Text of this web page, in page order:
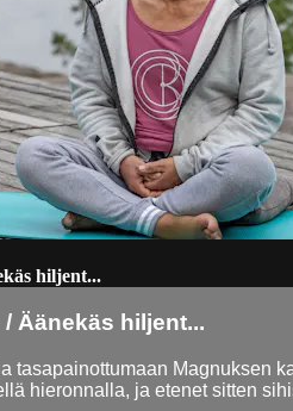
hiljent...
Äänekäs hiljent...
tasapainottumaan Magnuksen
hieronnalla, ja etenet sitten